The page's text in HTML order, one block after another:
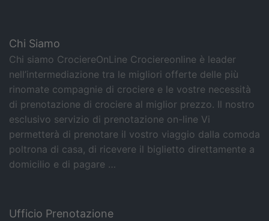
Chi Siamo
Chi siamo CrociereOnLine Crociereonline è leader
nell’intermediazione tra le migliori offerte delle più
rinomate compagnie di crociere e le vostre necessità
di prenotazione di crociere al miglior prezzo. Il nostro
esclusivo servizio di prenotazione on-line Vi
permetterà di prenotare il vostro viaggio dalla comoda
poltrona di casa, di ricevere il biglietto direttamente a
domicilio e di pagare …
Ufficio Prenotazione